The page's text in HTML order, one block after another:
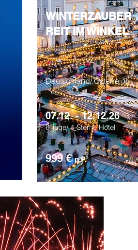
WINTERZAUBER
REIT IM WINKEL
Deutschland/ Österreich
07.12. - 12.12.26
6 Tage/ 4-Sterne Hotel
999 €p.P.